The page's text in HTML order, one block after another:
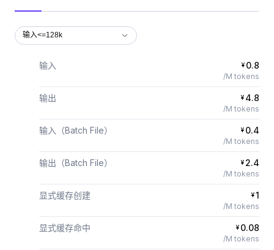
输入<=128k
输入 ¥ 0.8
/M tokens
输出 ¥ 4.8
/M tokens
输入（Batch File） ¥ 0.4
/M tokens
输出（Batch File） ¥ 2.4
/M tokens
显式缓存创建 ¥1
/M tokens
显式缓存命中 ¥ 0.08
/M tokens